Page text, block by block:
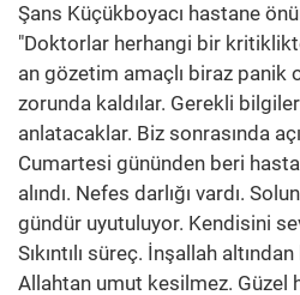
Şans Küçükboyacı hastane
"Doktorlar herhangi bir
an gözetim amaçlı biraz panik
zorunda kaldılar. Gerekli
anlatacaklar. Biz sonrasında
Cumartesi gününden beri
alındı. Nefes darlığı vardı.
gündür uyutuluyor. Kendisini
Sıkıntılı süreç. İnşallah
Allahtan umut kesilmez. Güzel